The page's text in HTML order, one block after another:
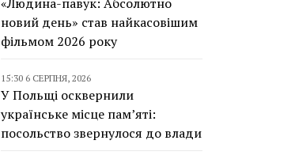
новий день» став найкасовішим
фільмом 2026 року
15:30 6 СЕРПНЯ, 2026
У Польщі осквернили
українське місце пам’яті:
посольство звернулося до влади